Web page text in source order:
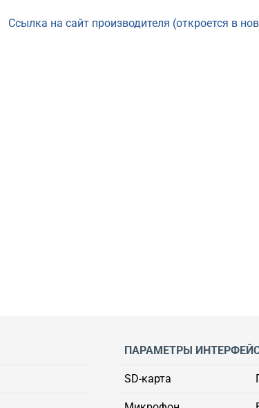
Ссылка на сайт производителя (откроется в
ПАРАМЕТРЫ
SD-карта